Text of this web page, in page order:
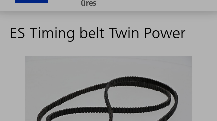
ES Timing belt Twin Power